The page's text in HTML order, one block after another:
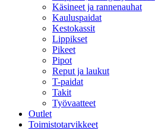
Käsineet ja rannenauhat
Kauluspaidat
Kestokassit
Lippikset
Pikeet
Pipot
Reput ja laukut
T-paidat
Takit
Työvaatteet
Outlet
Toimistotarvikkeet